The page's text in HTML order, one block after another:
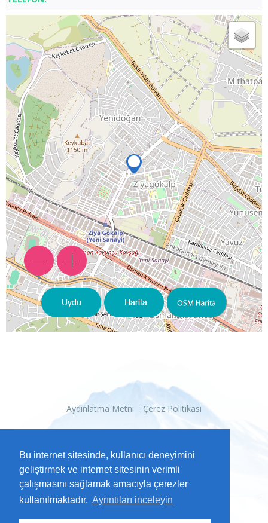
Bu internet sitesinde, kullanıcı deneyimini
geliştirmek ve internet sitesinin verimli
çalışmasını sağlamak amacıyla çerezler
kullanılmaktadır. Ayrıntıları inceleyin
Aydınlatma Metni Çerez Politikası